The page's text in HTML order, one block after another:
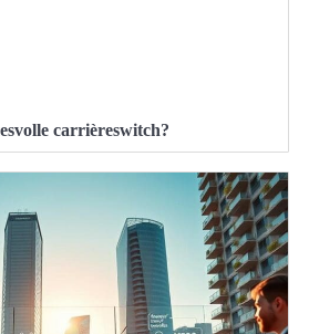
carrièreswitch?